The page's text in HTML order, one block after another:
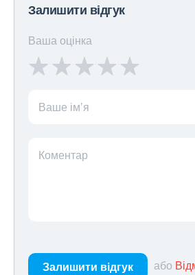
Залишити відгук
Ваша оцінка
Ваше ім’я
Коментар
Залишити відгук або